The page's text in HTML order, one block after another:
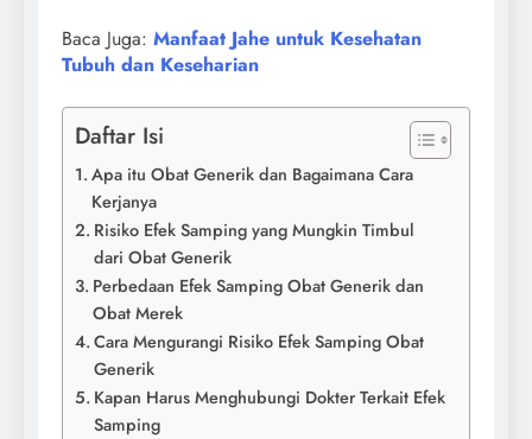
Baca Juga: Manfaat Jahe untuk Kesehatan
Tubuh dan Keseharian
Daftar Isi
Apa itu Obat Generik dan Bagaimana Cara
Kerjanya
Risiko Efek Samping yang Mungkin Timbul
dari Obat Generik
Perbedaan Efek Samping Obat Generik dan
Obat Merek
Cara Mengurangi Risiko Efek Samping Obat
Generik
Kapan Harus Menghubungi Dokter Terkait Efek
Samping